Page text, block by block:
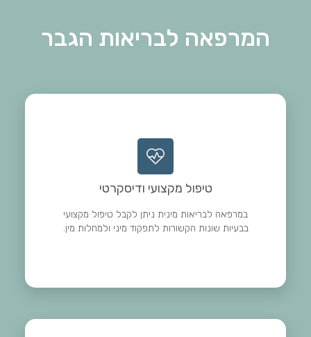
המרפאה לבריאות הגבר
טיפול מקצועי ודיסקרטי
במרפאה לבריאות מינית ניתן לקבל טיפול מקצועי
בבעיות שונות הקשורות לתפקוד מיני ולמחלות מין.